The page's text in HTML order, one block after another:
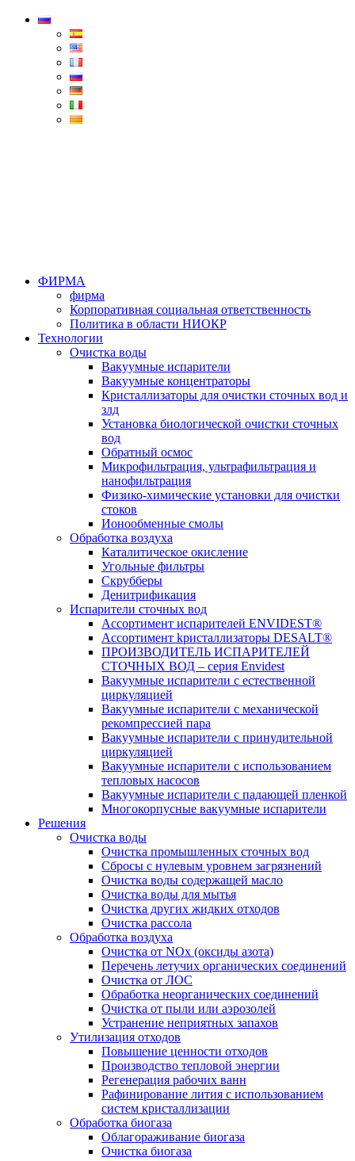
Condorchem
ФИРМА
фирма
Корпоративная социальная ответственность
Политика в области НИОКР
Технологии
Очистка воды
Вакуумные испарители
Вакуумные концентраторы
Кристаллизаторы для очистки сточных вод и
злд
Установка биологической очистки сточных
вод
Обратный осмос
Микрофильтрация, ультрафильтрация и
нанофильтрация
Физико-химические установки для очистки
стоков
Ионообменные смолы
Обработка воздуха
Каталитическое окисление
Угольные фильтры
Скрубберы
Денитрификация
Испарители сточных вод
Ассортимент испарителей ENVIDEST®
Ассортимент kристаллизаторы DESALT®
ПРОИЗВОДИТЕЛЬ ИСПАРИТЕЛЕЙ
СТОЧНЫХ ВОД – серия Envidest
Вакуумные испарители с естественной
циркуляцией
Вакуумные испарители с механической
рекомпрессией пара
Вакуумные испарители с принудительной
циркуляцией
Вакуумные испарители с использованием
тепловых насосов
Вакуумные испарители с падающей пленкой
Многокорпусные вакуумные испарители
Решения
Очистка воды
Очистка промышленных сточных вод
Сбросы с нулевым уровнем загрязнений
Очистка воды содержащей масло
Очистка воды для мытья
Очистка других жидких отходов
Очистка рассола
Обработка воздуха
Очистка от NOx (оксиды азота)
Перечень летучих органических соединений
Очистка от ЛОС
Обработка неорганических соединений
Очистка от пыли или аэрозолей
Устранение неприятных запахов
Утилизация отходов
Повышение ценности отходов
Производство тепловой энергии
Регенерация рабочих ванн
Рафинирование лития с использованием
систем кристаллизации
Обработка биогаза
Облагораживание биогаза
Очистка биогаза